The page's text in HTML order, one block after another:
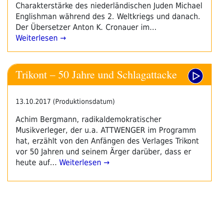
Charakterstärke des niederländischen Juden Michael
Englishman während des 2. Weltkriegs und danach.
Der Übersetzer Anton K. Cronauer im…
Weiterlesen →
Trikont – 50 Jahre und Schlagattacke
13.10.2017 (Produktionsdatum)
Achim Bergmann, radikaldemokratischer
Musikverleger, der u.a. ATTWENGER im Programm
hat, erzählt von den Anfängen des Verlages Trikont
vor 50 Jahren und seinem Ärger darüber, dass er
heute auf… Weiterlesen →